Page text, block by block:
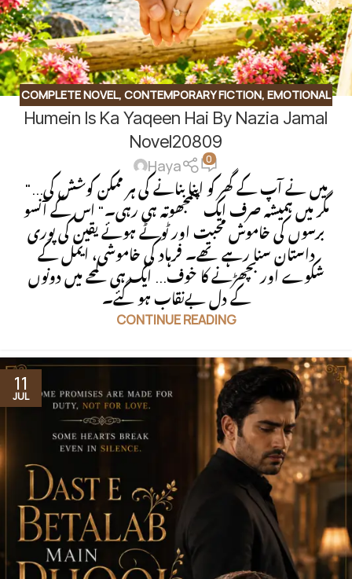
COMPLETE NOVEL, CONTEMPORARY FICTION, EMOTIONAL
DRAMA,FAMILY STORY,HAVELI BASED NOVELS,
SOCIAL
ROMANTIC NOVEL
Humein Is Ka Yaqeen Hai By Nazia Jamal
Novel20809
Haya 0
"میں نے آپ کے گھر کو اپنا بنانے کی ہر ممکن کوشش کی...
مگر میں ہمیشہ صرف ایک سمجھوتہ ہی رہی۔" اس کے آنسو
برسوں کی خاموش محبت اور ٹوٹے ہوئے یقین کی پوری
داستان سنا رہے تھے۔ فرہاد کی خاموشی، ایمل کے
شکوے اور بچھڑنے کا خوف... ایک ہی لمحے میں دونوں
کے دل بےنقاب ہو گئے۔
CONTINUE READING
11
JUL